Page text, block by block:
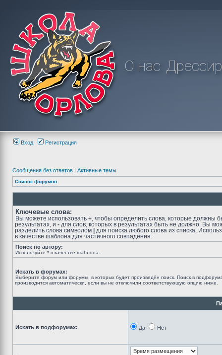
О нас
Вход Регистрация
Сообщения без ответов | Активные темы
Список форумов
Ключевые слова:
Вы можете использовать + , чтобы определить слова, которые должны
результатах, и - для слов, которых в результатах быть не должно. Вы
разделить слова символом
для поиска любого слова из списка.
в качестве шаблона для частичного совпадения.
Поиск по автору:
Используйте * в качестве шаблона.
Искать в форумах:
Выберите форум или форумы, в которых будет произведён поиск. Поиск в
производится автоматически, если вы не отключили соответствующую опцию ниже.
Искать в подфорумах: Да Нет